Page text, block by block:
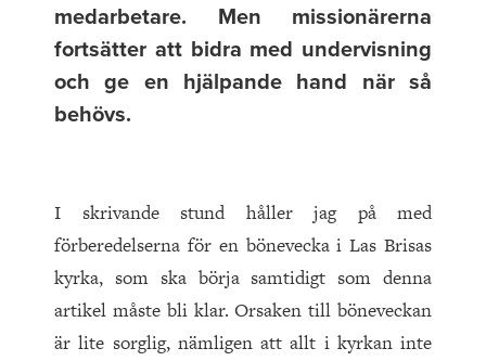
medarbetare. Men missionärerna
fortsätter att bidra med undervisning
och ge en hjälpande hand när så
behövs.
I skrivande stund håller jag på med
förberedelserna för en bönevecka i Las Brisas
kyrka, som ska börja samtidigt som denna
artikel måste bli klar. Orsaken till böneveckan
är lite sorglig, nämligen att allt i kyrkan inte